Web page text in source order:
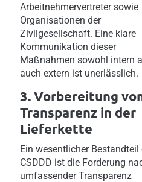
Arbeitnehmervertreter sowie
Organisationen der
Zivilgesellschaft. Eine klare
Kommunikation dieser
Maßnahmen sowohl intern
auch extern ist unerlässlich.
3. Vorbereitung
Transparenz in der
Lieferkette
Ein wesentlicher Bestandteil
CSDDD ist die Forderung
umfassender Transparenz